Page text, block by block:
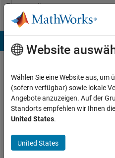
Weiter zum Inhalt
Community
Profile
Iourii
Kouznetsov
Universiteit
Utrecht
Last
Website
Wählen Sie eine Website aus, um
(sofern verfügbar) sowie lokale
Angebote anzuzeigen. Auf der
Standorts empfehlen wir Ihnen
United States.
United States